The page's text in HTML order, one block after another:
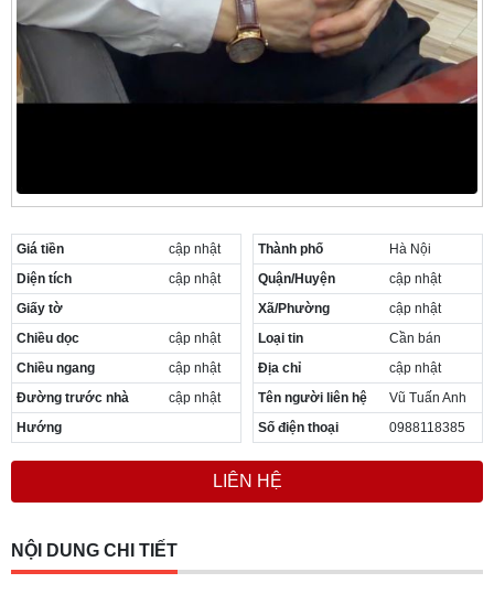
Giá tiền
cập nhật
Diện tích
cập nhật
Giấy tờ
Chiều dọc
cập nhật
Chiều ngang
cập nhật
Đường trước nhà
cập nhật
Hướng
Thành phố
Hà Nội
Quận/Huyện
cập nhật
Xã/Phường
cập nhật
Loại tin
Cần bán
Địa chỉ
cập nhật
Tên người liên hệ
Vũ Tuấn Anh
Số điện thoại
0988118385
LIÊN HỆ
NỘI DUNG CHI TIẾT